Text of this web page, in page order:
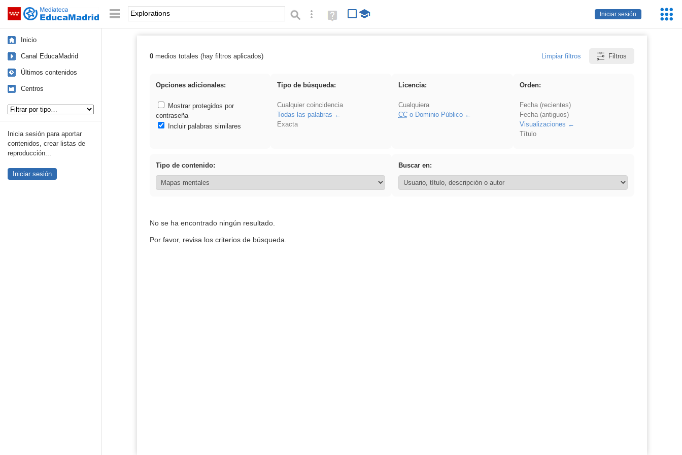
Saltar navegación
Iniciar sesión
Palabra o frase: Búsqueda avanzada
Ayuda
(en
Inicio
Canal EducaMadrid
Últimos contenidos
Centros
Inicia sesión para aportar
contenidos, crear listas de
reproducción...
Iniciar sesión
Resultados de: Explorations
0medios totales (hay filtros aplicados) Limpiar filtros Filtros
Opciones adicionales:
Mostrar protegidos por
contraseña
Incluir palabras similares
Tipo de búsqueda:
Cualquier coincidencia
Todas las palabras
Exacta
Licencia:
Cualquiera
CCo Dominio Público
Orden:
Fecha (recientes)
Fecha (antiguos)
Visualizaciones
Título
Tipo de contenido: Buscar en:
No se ha encontrado ningún resultado.
Por favor, revisa los criterios de búsqueda.